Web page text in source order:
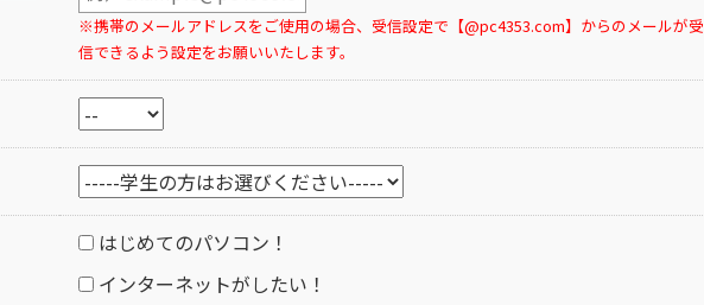
※携帯のメールアドレスをご使用の場合、受信設定で【@pc4353.com】からのメールが受
信できるよう設定をお願いいたします。
はじめてのパソコン！
インターネットがしたい！